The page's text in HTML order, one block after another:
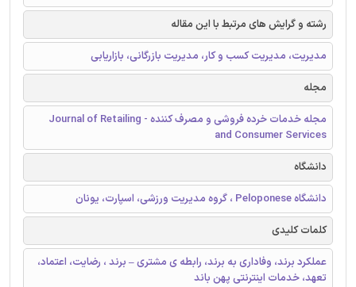
رشته و گرایش های مرتبط با این مقاله
مدیریت، مدیریت کسب و کار، مدیریت بازرگانی، بازاریابی
مجله
مجله خدمات خرده فروشی و مصرف کننده - Journal of Retailing
and Consumer Services
دانشگاه
دانشگاه Peloponese ، گروه مدیریت ورزشی، اسپارت، یونان
کلمات کلیدی
عملکرد برند، وفاداری به برند، رابطه ی مشتری – برند ، رضایت، اعتماد،
تعهد، خدمات اینترنتی پهن باند